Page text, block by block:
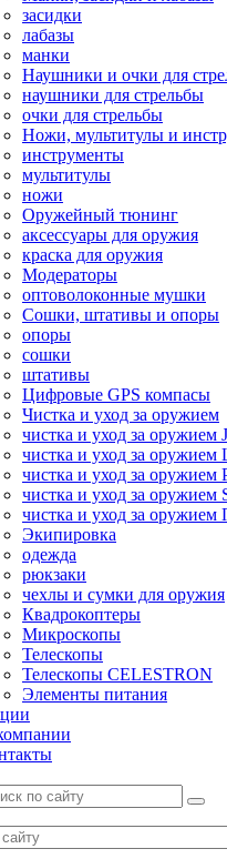
засидки
лабазы
манки
Наушники и очки для
наушники для стрельбы
очки для стрельбы
Ножи, мультитулы и
инструменты
мультитулы
ножи
Оружейный тюнинг
аксессуары для оружия
краска для оружия
Модераторы
оптоволоконные мушки
Сошки, штативы и опоры
опоры
сошки
штативы
Цифровые GPS компасы
Чистка и уход за оружием
чистка и уход за оружием
чистка и уход за оружием
чистка и уход за оружием
чистка и уход за оружием
чистка и уход за
Экипировка
одежда
рюкзаки
чехлы и сумки для оружия
Квадрокоптеры
Микроскопы
Телескопы
Телескопы CELESTRON
Элементы питания